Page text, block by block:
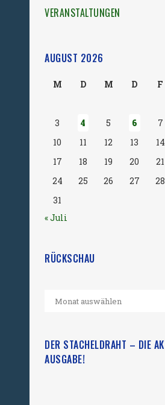
VERANSTALTUNGEN
AUGUST 2026
M D M D F
3
4 5 6 7
10
11 12 13 14
17
18 19 20 21
24
25 26 27 28
31
« Juli
RÜCKSCHAU
DER STACHELDRAHT – DIE
AUSGABE!